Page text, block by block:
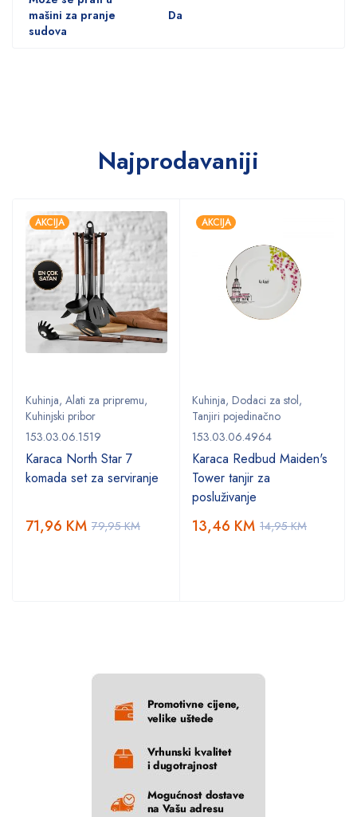
mašini za pranje
sudova
Da
Najprodavaniji
AKCIJA
Kuhinja, Alati za pripremu,
Kuhinjski pribor
153.03.06.1519
Karaca North Star 7
komada set za serviranje
79,95KM
71,96 KM
AKCIJA
Kuhinja, Dodaci za stol,
Tanjiri pojedinačno
153.03.06.4964
Karaca Redbud Maiden's
Tower tanjir za
posluživanje
14,95KM
13,46 KM